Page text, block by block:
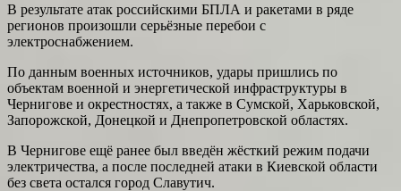
В результате атак российскими БПЛА и ракетами в ряде
регионов произошли серьёзные перебои с
электроснабжением.
По данным военных источников, удары пришлись по
объектам военной и энергетической инфраструктуры в
Чернигове и окрестностях, а также в Сумской, Харьковской,
Запорожской, Донецкой и Днепропетровской областях.
В Чернигове ещё ранее был введён жёсткий режим подачи
электричества, а после последней атаки в Киевской области
без света остался город Славутич.